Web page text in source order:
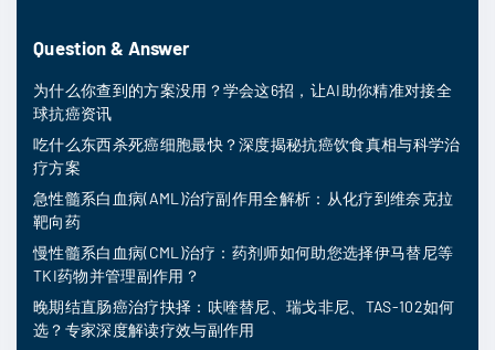
Question & Answer
为什么你查到的方案没用？学会这6招，让AI助你精准对接全
球抗癌资讯
吃什么东西杀死癌细胞最快？深度揭秘抗癌饮食真相与科学治
疗方案
急性髓系白血病(AML)治疗副作用全解析：从化疗到维奈克拉
靶向药
慢性髓系白血病(CML)治疗：药剂师如何助您选择伊马替尼等
TKI药物并管理副作用？
晚期结直肠癌治疗抉择：呋喹替尼、瑞戈非尼、TAS-102如何
选？专家深度解读疗效与副作用